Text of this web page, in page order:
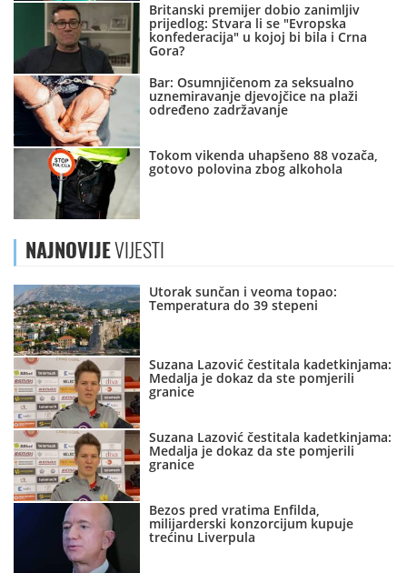
Britanski premijer dobio zanimljiv
prijedlog: Stvara li se "Evropska
konfederacija" u kojoj bi bila i Crna
Gora?
Bar: Osumnjičenom za seksualno
uznemiravanje djevojčice na plaži
određeno zadržavanje
Tokom vikenda uhapšeno 88 vozača,
gotovo polovina zbog alkohola
NAJNOVIJEVIJESTI
Utorak sunčan i veoma topao:
Temperatura do 39 stepeni
Suzana Lazović čestitala kadetkinjama:
Medalja je dokaz da ste pomjerili
granice
Suzana Lazović čestitala kadetkinjama:
Medalja je dokaz da ste pomjerili
granice
Bezos pred vratima Enfilda,
milijarderski konzorcijum kupuje
trećinu Liverpula